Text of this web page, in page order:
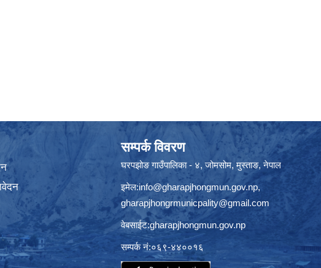
सम्पर्क विवरण
घरपझोङ गाउँपालिका - ४, जोमसोम, मुस्ताङ, नेपाल
इमेल:info@gharapjhongmun.gov.np,
gharapjhongrmunicpality@gmail.com
वेबसाईट:gharapjhongmun.gov.np
सम्पर्क नं:०६९-४४००१६